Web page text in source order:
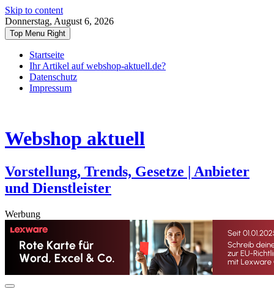
Skip to content
Donnerstag, August 6, 2026
Top Menu Right
Startseite
Ihr Artikel auf webshop-aktuell.de?
Datenschutz
Impressum
Webshop aktuell
Vorstellung, Trends, Gesetze | Anbieter
und Dienstleister
Werbung